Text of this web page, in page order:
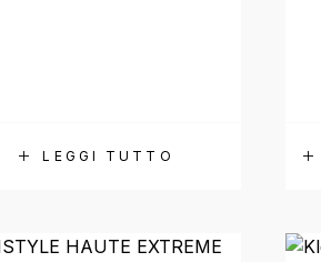
LEGGI TUTTO